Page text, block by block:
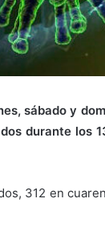
sábado y
durante los
312 en